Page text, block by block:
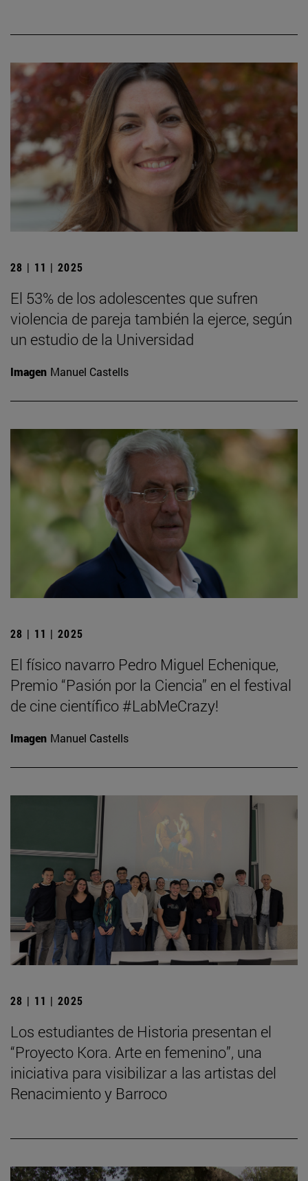
28 | 11 | 2025
El 53% de los adolescentes que sufren
violencia de pareja también la ejerce, según
un estudio de la Universidad
Imagen Manuel Castells
28 | 11 | 2025
El físico navarro Pedro Miguel Echenique,
Premio “Pasión por la Ciencia” en el festival
de cine científico #LabMeCrazy!
Imagen Manuel Castells
28 | 11 | 2025
Los estudiantes de Historia presentan el
“Proyecto Kora. Arte en femenino”, una
iniciativa para visibilizar a las artistas del
Renacimiento y Barroco